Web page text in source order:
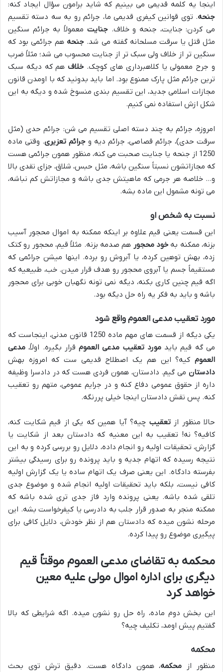
اینجا یه کلمه قدیمی می بینیم که شاید برامون سؤال ایجاد کنه:
جنحه. توی قوانین کیفری قدیمی ما، جرائم رو به سه دسته تقسیم
می کردن: جنایت، جنحه و خلاف.جنایت معمولاً به جرائم سنگین
مثل قتل یا سرقت مسلحانه گفته می شد. جنحه هم جرائمی بود که
سنگین تر از خلاف ولی سبک تر از جنایت محسوب می شد؛ مثلاً ضرب
و جرح معمولی یا کلاهبرداری های کوچک. خلاف هم که دیگه سبک
ترین جرائم مثل پارک ممنوع بود. اما باید بدونید که با اومدن قانون
مجازات اسلامی جدید، این تقسیم بندی منسوخ شده و دیگه به این
شکل ازش استفاده نمی کنیم.
امروزه، جرائم به چند دسته اصلی تقسیم می شن: جرائم حدی (مثل
سرقت حدی)، جرائم قصاصی، جرائم دیه و جرائم تعزیری. وقتی ماده
1250 از جنحه یا جنایت صحبت می کنه، منظور همون جرائمی هست
که مجازاتشون نسبتاً سنگین باشه، مثل حبس، شلاق، جزای نقدی بالا
و… خلاصه هر جرمی که ماهیتش جدی باشه و مجازاتش کم نباشه،
می تونه مشمول این ماده بشه.
نسبت به شخص او
این قسمت یعنی قیم علاوه بر اینکه ممکنه به اموال محجور آسیب
بزنه، ممکنه به خود محجور هم صدمه بزنه. مثلاً قیم، محجور رو کتک
زده، بهش توهین کرده، یا آبروش رو برده. اینها میشن جرائمی که
مستقیماً جسم یا آبروی محجور رو هدف قرار میدن. خب، طبیعیه که
اگه قیم چنین کاری بکنه، دیگه نمی تونه نگهبان خوبی برای محجور
باشه و باید به فکر یه راه حل دیگه بود.
مورد تعقیب مدعی العموم واقع شود
یکی دیگه از قسمت های مهم ماده 1250 قانون مدنی، اینجاست که
می گه قیم بایدمورد تعقیب مدعی العمومقرار بگیره. اولاً، مدعی
العموم کیه؟ این هم یک اصطلاح قدیمی ست که امروزه بهش
دادستان می گیم. دادستان، همون فردی هست که در دادسرا وظیفه
داره از حقوق عمومی دفاع کنه و در جرایم عمومی، متهم رو تعقیب
کنه. پس نقش دادستان اینجا خیلی پررنگه.
حالا منظور ازتعقیب چیه؟ آیا همین که یکی از قیم شکایت کنه،
کافیه؟ نه! تعقیب به این معنیه که دادستان بعد از شکایت یا
گزارش، تحقیقات اولیه رو انجام داده، دلایل رو بررسی کرده و به این
نتیجه رسیده که اتهام جدیه و باید پرونده رو برای رسیدگی بیشتر
بفرسته دادگاه. این یعنی صرف یک اتهام ساده یا یک گزارش اولیه
کافی نیست، بلکه باید تحقیقات اولیه انجام شده و موضوع جدی
تلقی شده باشه. یعنی پرونده وارد فاز جدی تری شده باشه که
ممکنه منجر به صدور قرار جلب به دادرسی یا کیفرخواست بشه. این
مرحله نشون میده که دادستان هم از نظر خودش، دلایل کافی برای
پیگیری موضوع رو پیدا کرده.
محکمه به تقاضای مدعی العموم موقتاً قیم
دیگری برای اداره اموال مولی علیه معین
خواهد کرد
این بخش دوم ماده، راه حل رو نشون میده. اگه شرایطی که بالا
گفتیم پیش اومد، تکلیف چیه؟
محکمه
منظور از محکمه، همون دادگاه هست. دقیق ترش توی بحث